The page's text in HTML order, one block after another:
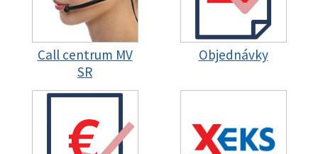
Call centrum MV
SR
Objednávky